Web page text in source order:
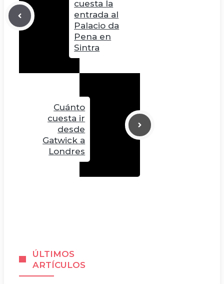
cuesta la
entrada al
Palacio da
Pena en
Sintra
Cuánto
cuesta ir
desde
Gatwick a
Londres
ÚLTIMOS
ARTÍCULOS